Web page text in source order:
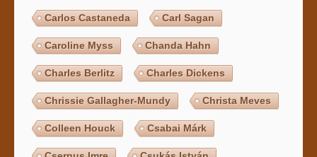
Carlos Castaneda Carl Sagan
Caroline Myss Chanda Hahn
Charles Berlitz Charles Dickens
Chrissie Gallagher-Mundy Christa Meves
Colleen Houck Csabai Márk